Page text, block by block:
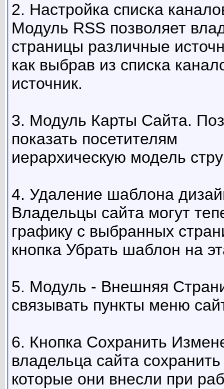
2. Настройка списка
Модуль RSS позволяет
страницы различные
как выбрав из списка
источник.
3. Модуль Карты Сайта.
показать посетителям
иерархическую модель
4. Удаление шаблона
Владельцы сайта могут
графику с выбранных
кнопка Убрать шаблон на
5. Модуль - Внешняя
связывать пункты меню
6. Кнопка Сохранить
владельца сайта
которые они внесли при